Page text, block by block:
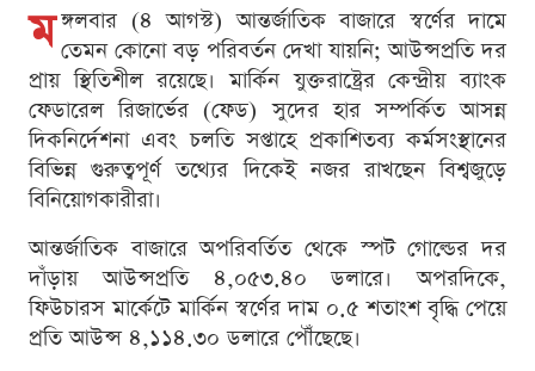
ম ঙ্গলবার (৪ আগস্ট) আন্তর্জাতিক বাজারে স্বর্ণের দামে
তেমন কোনো বড় পরিবর্তন দেখা যায়নি; আউন্সপ্রতি দর
প্রায় স্থিতিশীল রয়েছে। মার্কিন যুক্তরাষ্ট্রের কেন্দ্রীয় ব্যাংক
ফেডারেল রিজার্ভের (ফেড) সুদের হার সম্পর্কিত আসন্ন
দিকনির্দেশনা এবং চলতি সপ্তাহে প্রকাশিতব্য কর্মসংস্থানের
বিভিন্ন গুরুত্বপূর্ণ তথ্যের দিকেই নজর রাখছেন বিশ্বজুড়ে
বিনিয়োগকারীরা।
আন্তর্জাতিক বাজারে অপরিবর্তিত থেকে স্পট গোল্ডের দর
দাঁড়ায় আউন্সপ্রতি ৪,০৫৩.৪০ ডলারে। অপরদিকে,
ফিউচারস মার্কেটে মার্কিন স্বর্ণের দাম ০.৫ শতাংশ বৃদ্ধি পেয়ে
প্রতি আউন্স ৪,১১৪.৩০ ডলারে পৌঁছেছে।